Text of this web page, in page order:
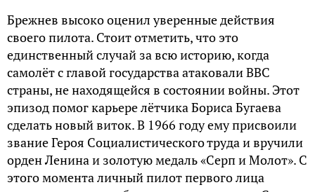
Брежнев высоко оценил уверенные действия
своего пилота. Стоит отметить, что это
единственный случай за всю историю, когда
самолёт с главой государства атаковали ВВС
страны, не находящейся в состоянии войны. Этот
эпизод помог карьере лётчика Бориса Бугаева
сделать новый виток. В 1966 году ему присвоили
звание Героя Социалистического труда и вручили
орден Ленина и золотую медаль «Серп и Молот». С
этого момента личный пилот первого лица